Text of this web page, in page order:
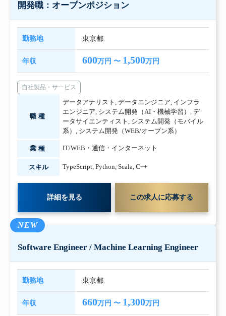
開発職：オープンポジション
勤務地 東京都
年収 600万円 〜 1,500万円
自社製品・サービス
職種
データアナリスト , データエンジニア, インフラ
エンジニア, システム開発（AI・機械学習） , デ
ータサイエンティスト , システム開発（モバイル
系） , システム開発（WEB/オープン系）
業種 IT/WEB・通信・インターネット
スキル TypeScript, Python, Scala, C++
詳細を見る この求人に応募する
NEW
Software Engineer / Machine Learning Engineer
勤務地 東京都
年収 660万円 〜 1,300万円